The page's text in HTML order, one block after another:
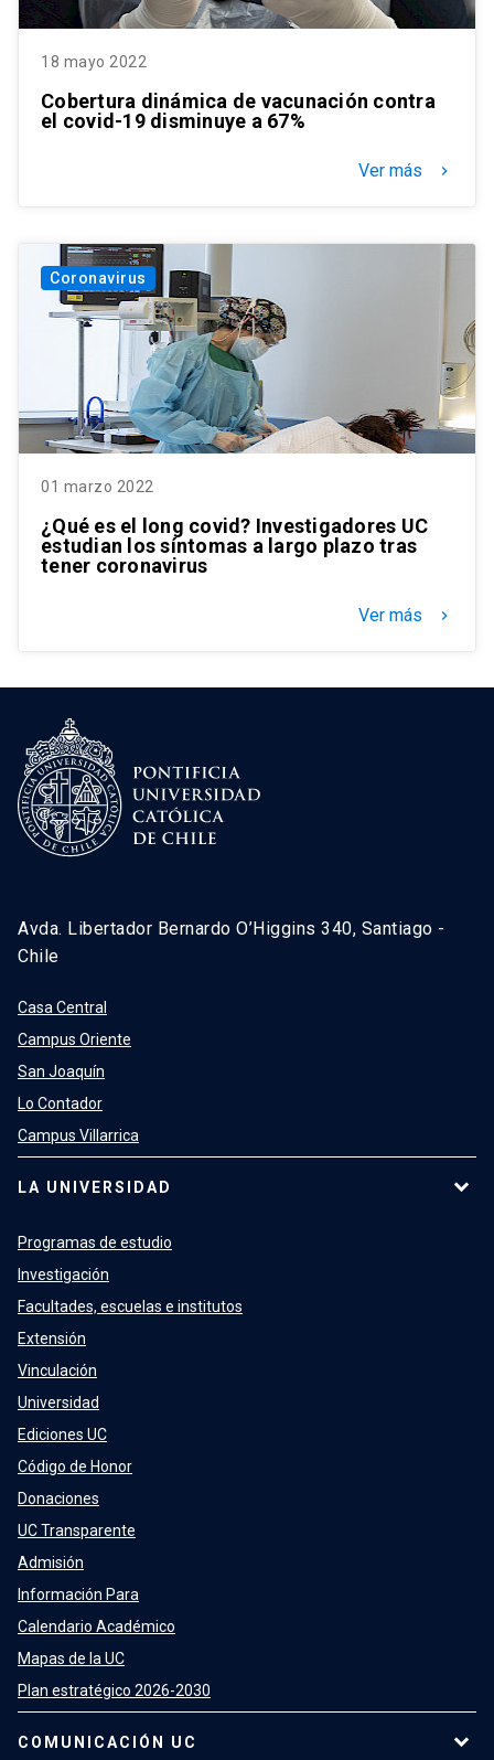
18 mayo 2022
Cobertura dinámica de vacunación contra
el covid-19 disminuye a 67%
Ver más keyboard_arrow_right
Coronavirus
01 marzo 2022
¿Qué es el long covid? Investigadores UC
estudian los síntomas a largo plazo tras
tener coronavirus
Ver más keyboard_arrow_right
Avda. Libertador Bernardo O’Higgins 340, Santiago -
Chile
Casa Central
Campus Oriente
San Joaquín
Lo Contador
Campus Villarrica
LA UNIVERSIDAD
Programas de estudio
Investigación
Facultades, escuelas e institutos
Extensión
Vinculación
Universidad
Ediciones UC
Código de Honor
Donaciones
UC Transparente
Admisión
Información Para
Calendario Académico
Mapas de la UC
Plan estratégico 2026-2030
COMUNICACIÓN UC